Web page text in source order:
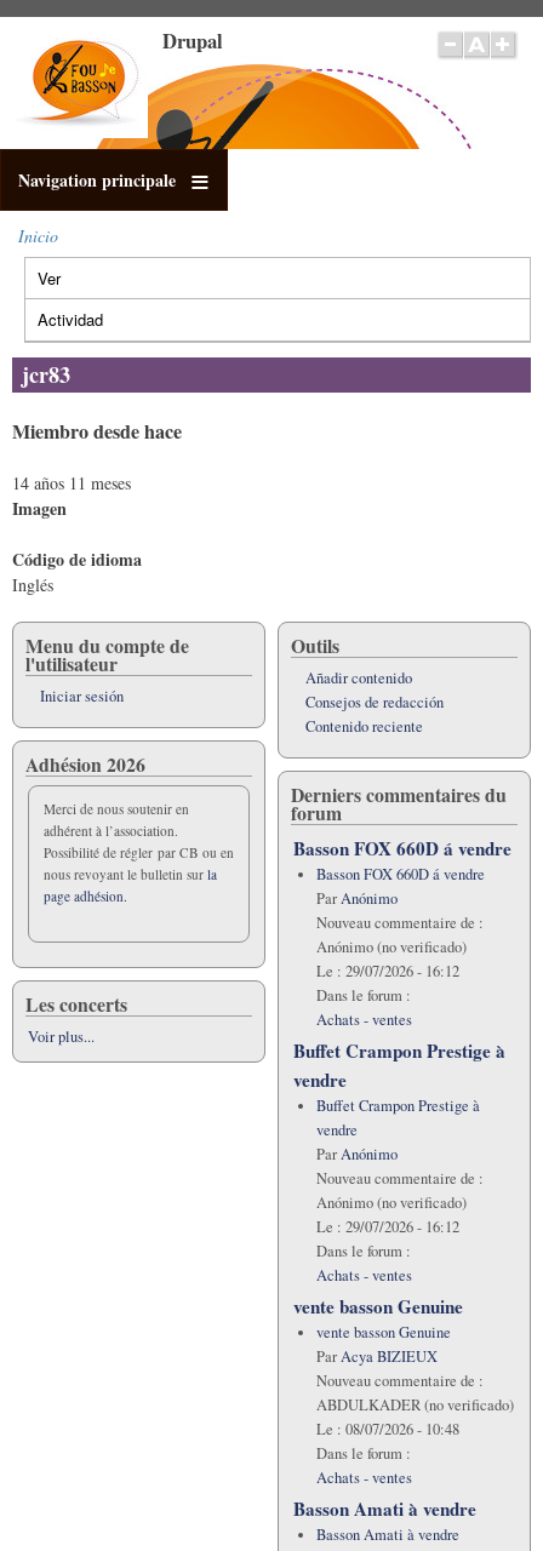
contenido
principal
Drupal
Navigation principale
Sobrescribir
enlaces
de
ayuda
a
la
Inicio
Solapas
principales
Ver(solapa
activa)
Actividad
jcr83
Miembro desde hace
14 años 11 meses
Imagen
Código de idioma
Inglés
Menu du compte de
l'utilisateur
Iniciar sesión
Adhésion 2026
Merci de nous soutenir en
adhérent à l’association.
Possibilité de régler par CB ou en
nous revoyant le bulletin sur la
page adhésion.
Les concerts
Voir plus...
Outils
Añadir contenido
Consejos de redacción
Contenido reciente
Derniers commentaires du
forum
Basson FOX 660D á vendre
Basson FOX 660D á vendre
ParAnónimo
Nouveau commentaire de :
Anónimo (no verificado)
Le : 29/07/2026 - 16:12
Dans le forum :
Achats - ventes
Buffet Crampon Prestige à
vendre
Buffet Crampon Prestige à
vendre
ParAnónimo
Nouveau commentaire de :
Anónimo (no verificado)
Le : 29/07/2026 - 16:12
Dans le forum :
Achats - ventes
vente basson Genuine
vente basson Genuine
ParAcya BIZIEUX
Nouveau commentaire de :
ABDULKADER (no verificado)
Le : 08/07/2026 - 10:48
Dans le forum :
Achats - ventes
Basson Amati à vendre
Basson Amati à vendre